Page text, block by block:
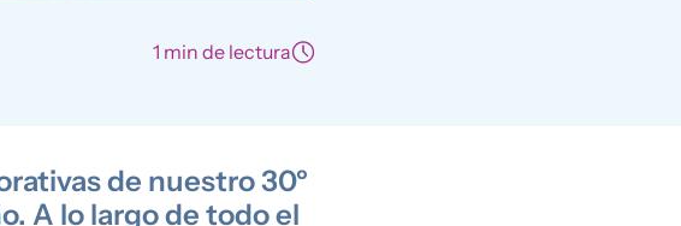
1 min de lectura
de nuestro 30º
A lo largo de todo el